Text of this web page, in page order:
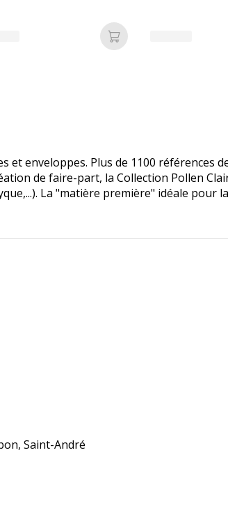
Ajouter au panier
et enveloppes. Plus de 1100 références
de faire-part, la Collection Pollen
La "matière première" idéale pour
Saint-André